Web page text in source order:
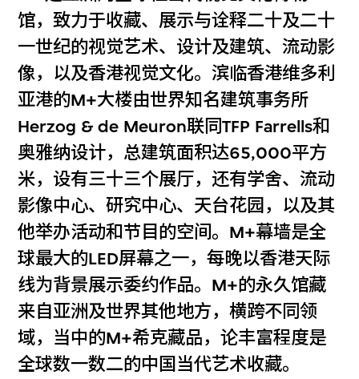
馆，致力于收藏、展示与诠释二十及二十
一世纪的视觉艺术、设计及建筑、流动影
像，以及香港视觉文化。滨临香港维多利
亚港的M+大楼由世界知名建筑事务所
Herzog & de Meuron联同TFP Farrells和
奥雅纳设计，总建筑面积达65,000平方
米，设有三十三个展厅，还有学舍、流动
影像中心、研究中心、天台花园，以及其
他举办活动和节目的空间。M+幕墙是全
球最大的LED屏幕之一，每晚以香港天际
线为背景展示委约作品。M+的永久馆藏
来自亚洲及世界其他地方，横跨不同领
域，当中的M+希克藏品，论丰富程度是
全球数一数二的中国当代艺术收藏。